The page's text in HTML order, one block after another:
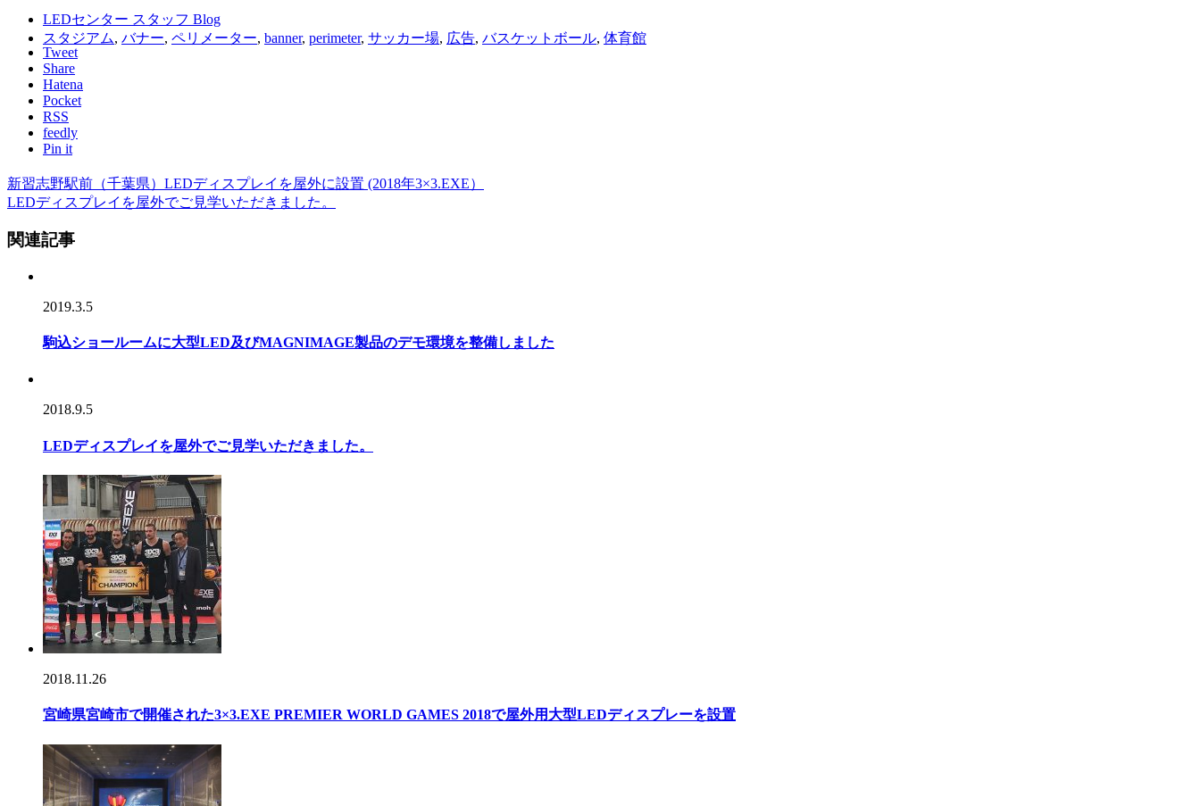
LEDセンター スタッフ Blog
スタジアム, バナー, ペリメーター, banner, perimeter, サッカー場, 広告, バスケットボール, 体育館
Tweet
Share
Hatena
Pocket
RSS
feedly
Pin it
新習志野駅前（千葉県）LEDディスプレイを屋外に設置 (2018年3×3.EXE）
LEDディスプレイを屋外でご見学いただきました。
関連記事
2019.3.5
駒込ショールームに大型LED及びMAGNIMAGE製品のデモ環境を整備しました
2018.9.5
LEDディスプレイを屋外でご見学いただきました。
2018.11.26
宮崎県宮崎市で開催された3×3.EXE PREMIER WORLD GAMES 2018で屋外用大型LEDディスプレーを設置